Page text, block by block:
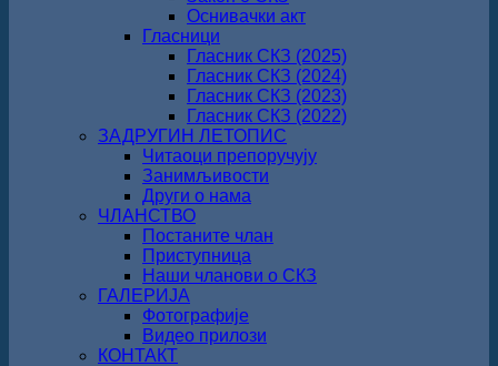
Оснивачки акт
Гласници
Гласник СКЗ (2025)
Гласник СКЗ (2024)
Гласник СКЗ (2023)
Гласник СКЗ (2022)
ЗАДРУГИН ЛЕТОПИС
Читаоци препоручују
Занимљивости
Други о нама
ЧЛАНСТВО
Постаните члан
Приступница
Наши чланови о СКЗ
ГАЛЕРИЈА
Фотографије
Видео прилози
КОНТАКТ